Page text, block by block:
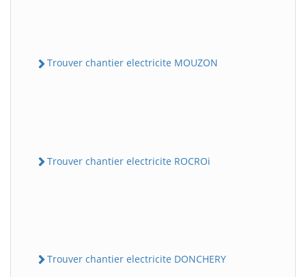
Trouver chantier electricite MOUZON
Trouver chantier electricite ROCROi
Trouver chantier electricite DONCHERY